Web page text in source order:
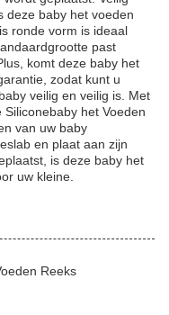
deze baby het voeden
ronde vorm is ideaal
past
komt deze baby het
zodat kunt u
veilig en veilig is. Met
het Voeden
van uw baby
en plaat aan zijn
is deze baby het
uw kleine.
Reeks